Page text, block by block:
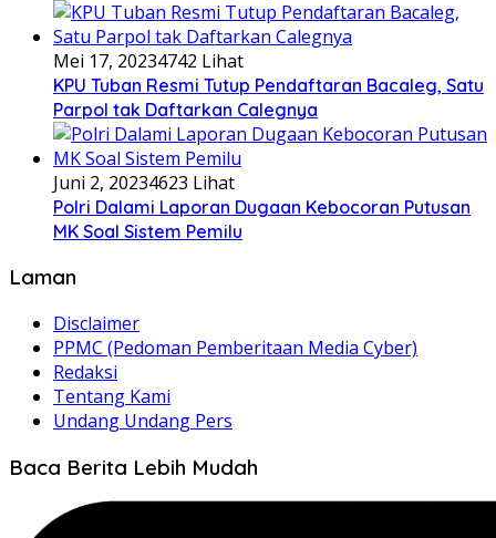
Mei 17, 20234742 Lihat
KPU Tuban Resmi Tutup Pendaftaran Bacaleg, Satu
Parpol tak Daftarkan Calegnya
Juni 2, 20234623 Lihat
Polri Dalami Laporan Dugaan Kebocoran Putusan
MK Soal Sistem Pemilu
Laman
Disclaimer
PPMC (Pedoman Pemberitaan Media Cyber)
Redaksi
Tentang Kami
Undang Undang Pers
Baca Berita Lebih Mudah